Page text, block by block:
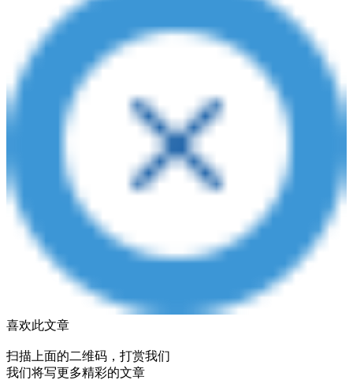
喜欢此文章
扫描上面的二维码，打赏我们
我们将写更多精彩的文章